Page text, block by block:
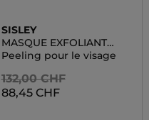
SISLEY
MASQUE EXFOLIANT
ENZYMATIQUE
Peeling pour le visage
132,00 CHF
88,45 CHF